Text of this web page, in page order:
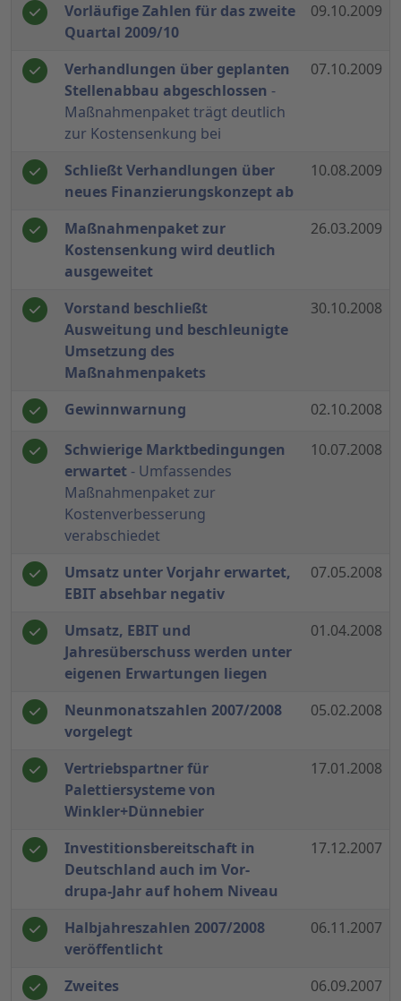
Vorläufige Zahlen für das zweite
Quartal 2009/10
09.10.2009
Verhandlungen über geplanten
Stellenabbau abgeschlossen -
Maßnahmenpaket trägt deutlich
zur Kostensenkung bei
07.10.2009
Schließt Verhandlungen über
neues Finanzierungskonzept ab
10.08.2009
Maßnahmenpaket zur
Kostensenkung wird deutlich
ausgeweitet
26.03.2009
Vorstand beschließt
Ausweitung und beschleunigte
Umsetzung des
Maßnahmenpakets
30.10.2008
Gewinnwarnung 02.10.2008
Schwierige Marktbedingungen
erwartet - Umfassendes
Maßnahmenpaket zur
Kostenverbesserung
verabschiedet
10.07.2008
Umsatz unter Vorjahr erwartet,
EBIT absehbar negativ
07.05.2008
Umsatz, EBIT und
Jahresüberschuss werden unter
eigenen Erwartungen liegen
01.04.2008
Neunmonatszahlen 2007/2008
vorgelegt
05.02.2008
Vertriebspartner für
Palettiersysteme von
Winkler+Dünnebier
17.01.2008
Investitionsbereitschaft in
Deutschland auch im Vor-
drupa-Jahr auf hohem Niveau
17.12.2007
Halbjahreszahlen 2007/2008
veröffentlicht
06.11.2007
Zweites
06.09.2007